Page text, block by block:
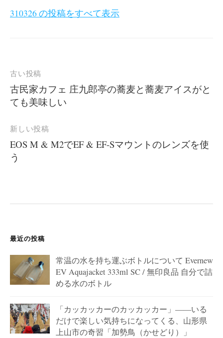
310326 の投稿をすべて表示
投
稿
ナ
ゲ
ー
シ
古い投稿
古民家カフェ 庄九郎亭の蕎麦と蕎麦アイスがと
ても美味しい
新しい投稿
EOS M & M2でEF & EF-Sマウントのレンズを使
う
最近の投稿
常温の水を持ち運ぶボトルについて Evernew
EV Aquajacket 333ml SC / 無印良品 自分で詰
める水のボトル
「カッカッカーのカッカッカー」——いる
だけで楽しい気持ちになってくる、山形県
上山市の奇習「加勢鳥（かせどり）」